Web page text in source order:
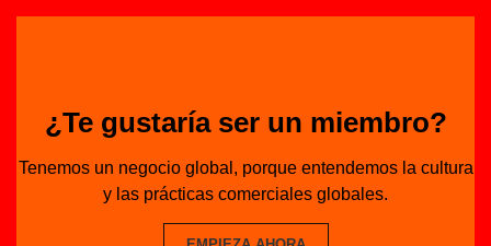
¿Te gustaría ser un miembro?
Tenemos un negocio global, porque entendemos la cultura
y las prácticas comerciales globales.